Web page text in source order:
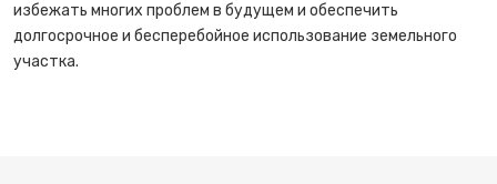
избежать многих проблем в будущем и обеспечить
долгосрочное и бесперебойное использование земельного
участка.